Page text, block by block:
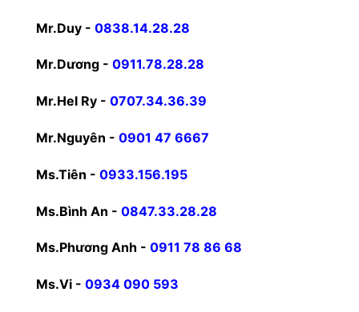
Mr.Duy - 0838.14.28.28
Mr.Dương - 0911.78.28.28
Mr.Hel Ry - 0707.34.36.39
Mr.Nguyên - 0901 47 6667
Ms.Tiên - 0933.156.195
Ms.Bình An - 0847.33.28.28
Ms.Phương Anh - 0911 78 86 68
Ms.Vi - 0934 090 593